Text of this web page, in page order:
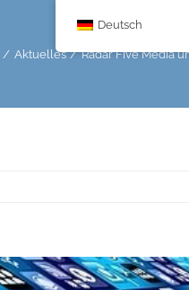
Aktuelles Radar Five Media
Deutsch